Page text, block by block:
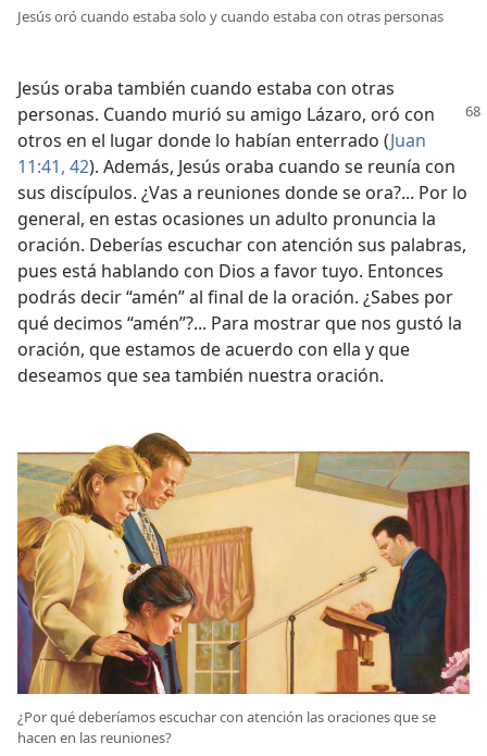
Jesús oró cuando estaba solo y cuando estaba con otras personas
Jesús oraba también cuando estaba con otras
personas. Cuando murió su amigo Lázaro, oró con
otros en el lugar donde lo habían enterrado (Juan
11:41, 42). Además, Jesús oraba cuando se reunía con
sus discípulos. ¿Vas a reuniones donde se ora?... Por lo
general, en estas ocasiones un adulto pronuncia la
oración. Deberías escuchar con atención sus palabras,
pues está hablando con Dios a favor tuyo. Entonces
podrás decir “amén” al final de la oración. ¿Sabes por
qué decimos “amén”?... Para mostrar que nos gustó la
oración, que estamos de acuerdo con ella y que
deseamos que sea también nuestra oración.
¿Por qué deberíamos escuchar con atención las oraciones que se
hacen en las reuniones?